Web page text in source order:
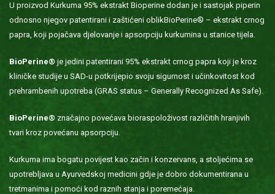
U proizvod Kurkuma 95% ekstrakt Bioperine dodan je i sastojak piperin
odnosno njegov patentirani i zaštićeni oblikBioPerine® – ekstrakt crnog
papra, koji pojačava djelovanje i apsorpciju kurkumina u stanice tijela.
BioPerine® je jedini patentirani 95% ekstrakt crnog papra koji je kroz
kliničke studije u SAD-u potkrijepio svoju sigurnost i učinkovitost kod
prehrambenih upotreba (GRAS status – Generally Recognized As Safe).
BioPerine® značajno povećava bioraspoloživost različitih hranjivih
tvari kroz povećanu apsorpciju.
Kurkuma ima bogatu povijest kao začin i konzervans, a stoljećima se
upotrebljava u Ayurvedskoj medicini gdje je dobro dokumentirana u
tretmanima i pomoći kod raznih stanja i poremećaja.